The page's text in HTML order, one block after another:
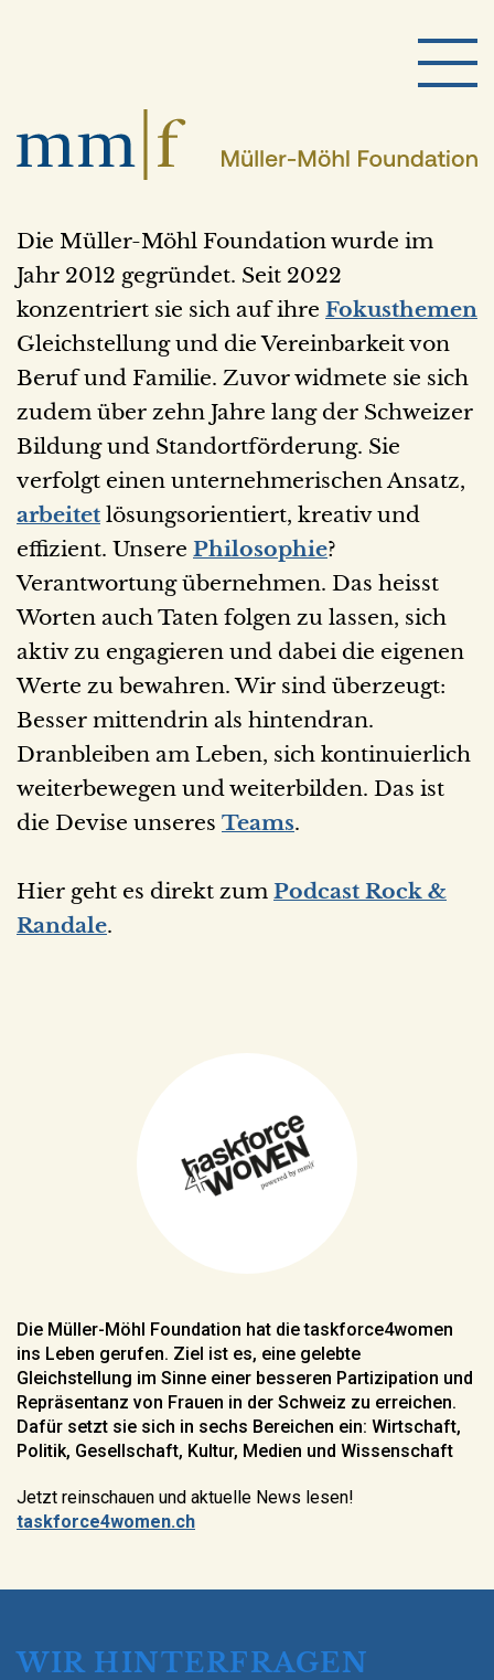
Die Müller-Möhl Foundation wurde im
Jahr 2012 gegründet. Seit 2022
konzentriert sie sich auf ihre Fokusthemen
Gleichstellung und die Vereinbarkeit von
Beruf und Familie. Zuvor widmete sie sich
zudem über zehn Jahre lang der Schweizer
Bildung und Standortförderung. Sie
verfolgt einen unternehmerischen Ansatz,
arbeitet lösungsorientiert, kreativ und
effizient. Unsere Philosophie?
Verantwortung übernehmen. Das heisst
Worten auch Taten folgen zu lassen, sich
aktiv zu engagieren und dabei die eigenen
Werte zu bewahren. Wir sind überzeugt:
Besser mittendrin als hintendran.
Dranbleiben am Leben, sich kontinuierlich
weiterbewegen und weiterbilden. Das ist
die Devise unseres Teams.
Hier geht es direkt zum Podcast Rock &
Randale.
Die Müller-Möhl Foundation hat die taskforce4women
ins Leben gerufen. Ziel ist es, eine gelebte
Gleichstellung im Sinne einer besseren Partizipation und
Repräsentanz von Frauen in der Schweiz zu erreichen.
Dafür setzt sie sich in sechs Bereichen ein: Wirtschaft,
Politik, Gesellschaft, Kultur, Medien und Wissenschaft
Jetzt reinschauen und aktuelle News lesen!
taskforce4women.ch
WIR HINTERFRAGEN